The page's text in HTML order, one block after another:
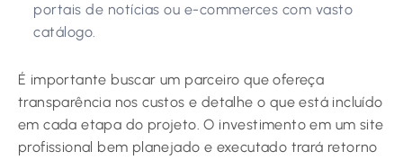
portais de notícias ou e-commerces com vasto
catálogo.
É importante buscar um parceiro que ofereça
transparência nos custos e detalhe o que está incluído
em cada etapa do projeto. O investimento em um site
profissional bem planejado e executado trará retorno